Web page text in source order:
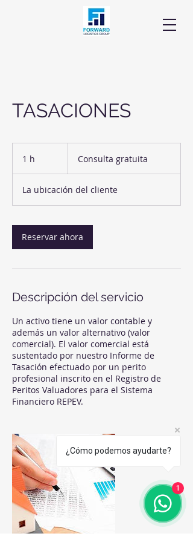
TASACIONES
1 h Consulta gratuita
La ubicación del cliente
Reservar ahora
Descripción del servicio
Un activo tiene un valor contable y
además un valor alternativo (valor
comercial). El valor comercial está
sustentado por nuestro Informe de
Tasación efectuado por un perito
profesional inscrito en el Registro de
Peritos Valuadores para el Sistema
Financiero REPEV.
¿Cómo podemos ayudarte?
1